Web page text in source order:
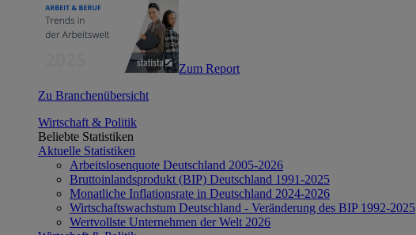
Zum Report
Zu Branchenübersicht
Wirtschaft & Politik
Beliebte Statistiken
Aktuelle Statistiken
Arbeitslosenquote Deutschland 2005-2026
Bruttoinlandsprodukt (BIP) Deutschland 1991-2025
Monatliche Inflationsrate in Deutschland 2024-2026
Wirtschaftswachstum Deutschland - Veränderung des BIP 1992-2025
Wertvollste Unternehmen der Welt 2026